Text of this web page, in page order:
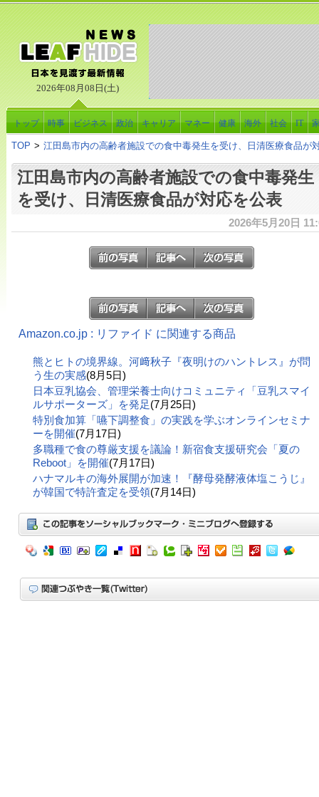
2026年08月08日(土)
トップ 時事 ビジネス 政治 キャリア マネー 健康 海外 社会 IT
TOP > 江田島市内の高齢者施設での食中毒発生を受け、日清医療食品が
江田島市内の高齢者施設での食中毒発生
を受け、日清医療食品が対応を公表
2026年5月20日
Amazon.co.jp : リファイド に関連する商品
熊とヒトの境界線。河﨑秋子『夜明けのハントレス』が問
う生の実感(8月5日)
日本豆乳協会、管理栄養士向けコミュニティ「豆乳スマイ
ルサポーターズ」を発足(7月25日)
特別食加算「嚥下調整食」の実践を学ぶオンラインセミナ
ーを開催(7月17日)
多職種で食の尊厳支援を議論！新宿食支援研究会「夏の
Reboot」を開催(7月17日)
ハナマルキの海外展開が加速！『酵母発酵液体塩こうじ』
が韓国で特許査定を受領(7月14日)